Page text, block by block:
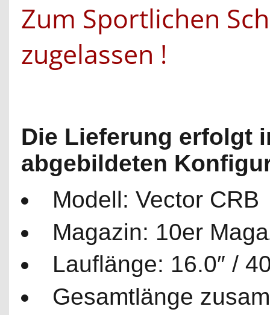
Zum Sportlichen
zugelassen !
Die Lieferung erfolgt
abgebildeten
Modell: Vector CRB
Magazin: 10er
Lauflänge: 16.0″ /
Gesamtlänge